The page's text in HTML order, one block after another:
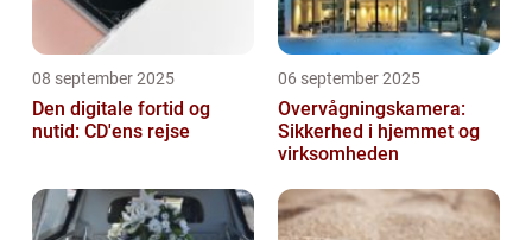
08 september 2025
Den digitale fortid og
nutid: CD'ens rejse
06 september 2025
Overvågningskamera:
Sikkerhed i hjemmet og
virksomheden